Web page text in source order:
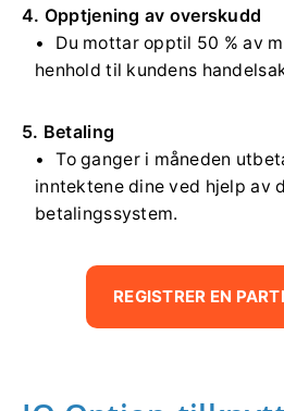
4. Opptjening av overskudd
Du mottar opptil 50 % av
henhold til kundens
5. Betaling
To ganger i måneden
inntektene dine ved hjelp av
betalingssystem.
REGISTRER EN